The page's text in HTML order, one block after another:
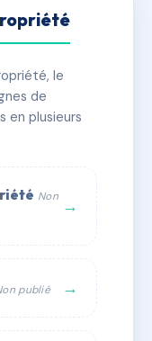
-
bâtiment(s)
💬 WhatsApp
le
de
en plusieurs
Non →
publié →